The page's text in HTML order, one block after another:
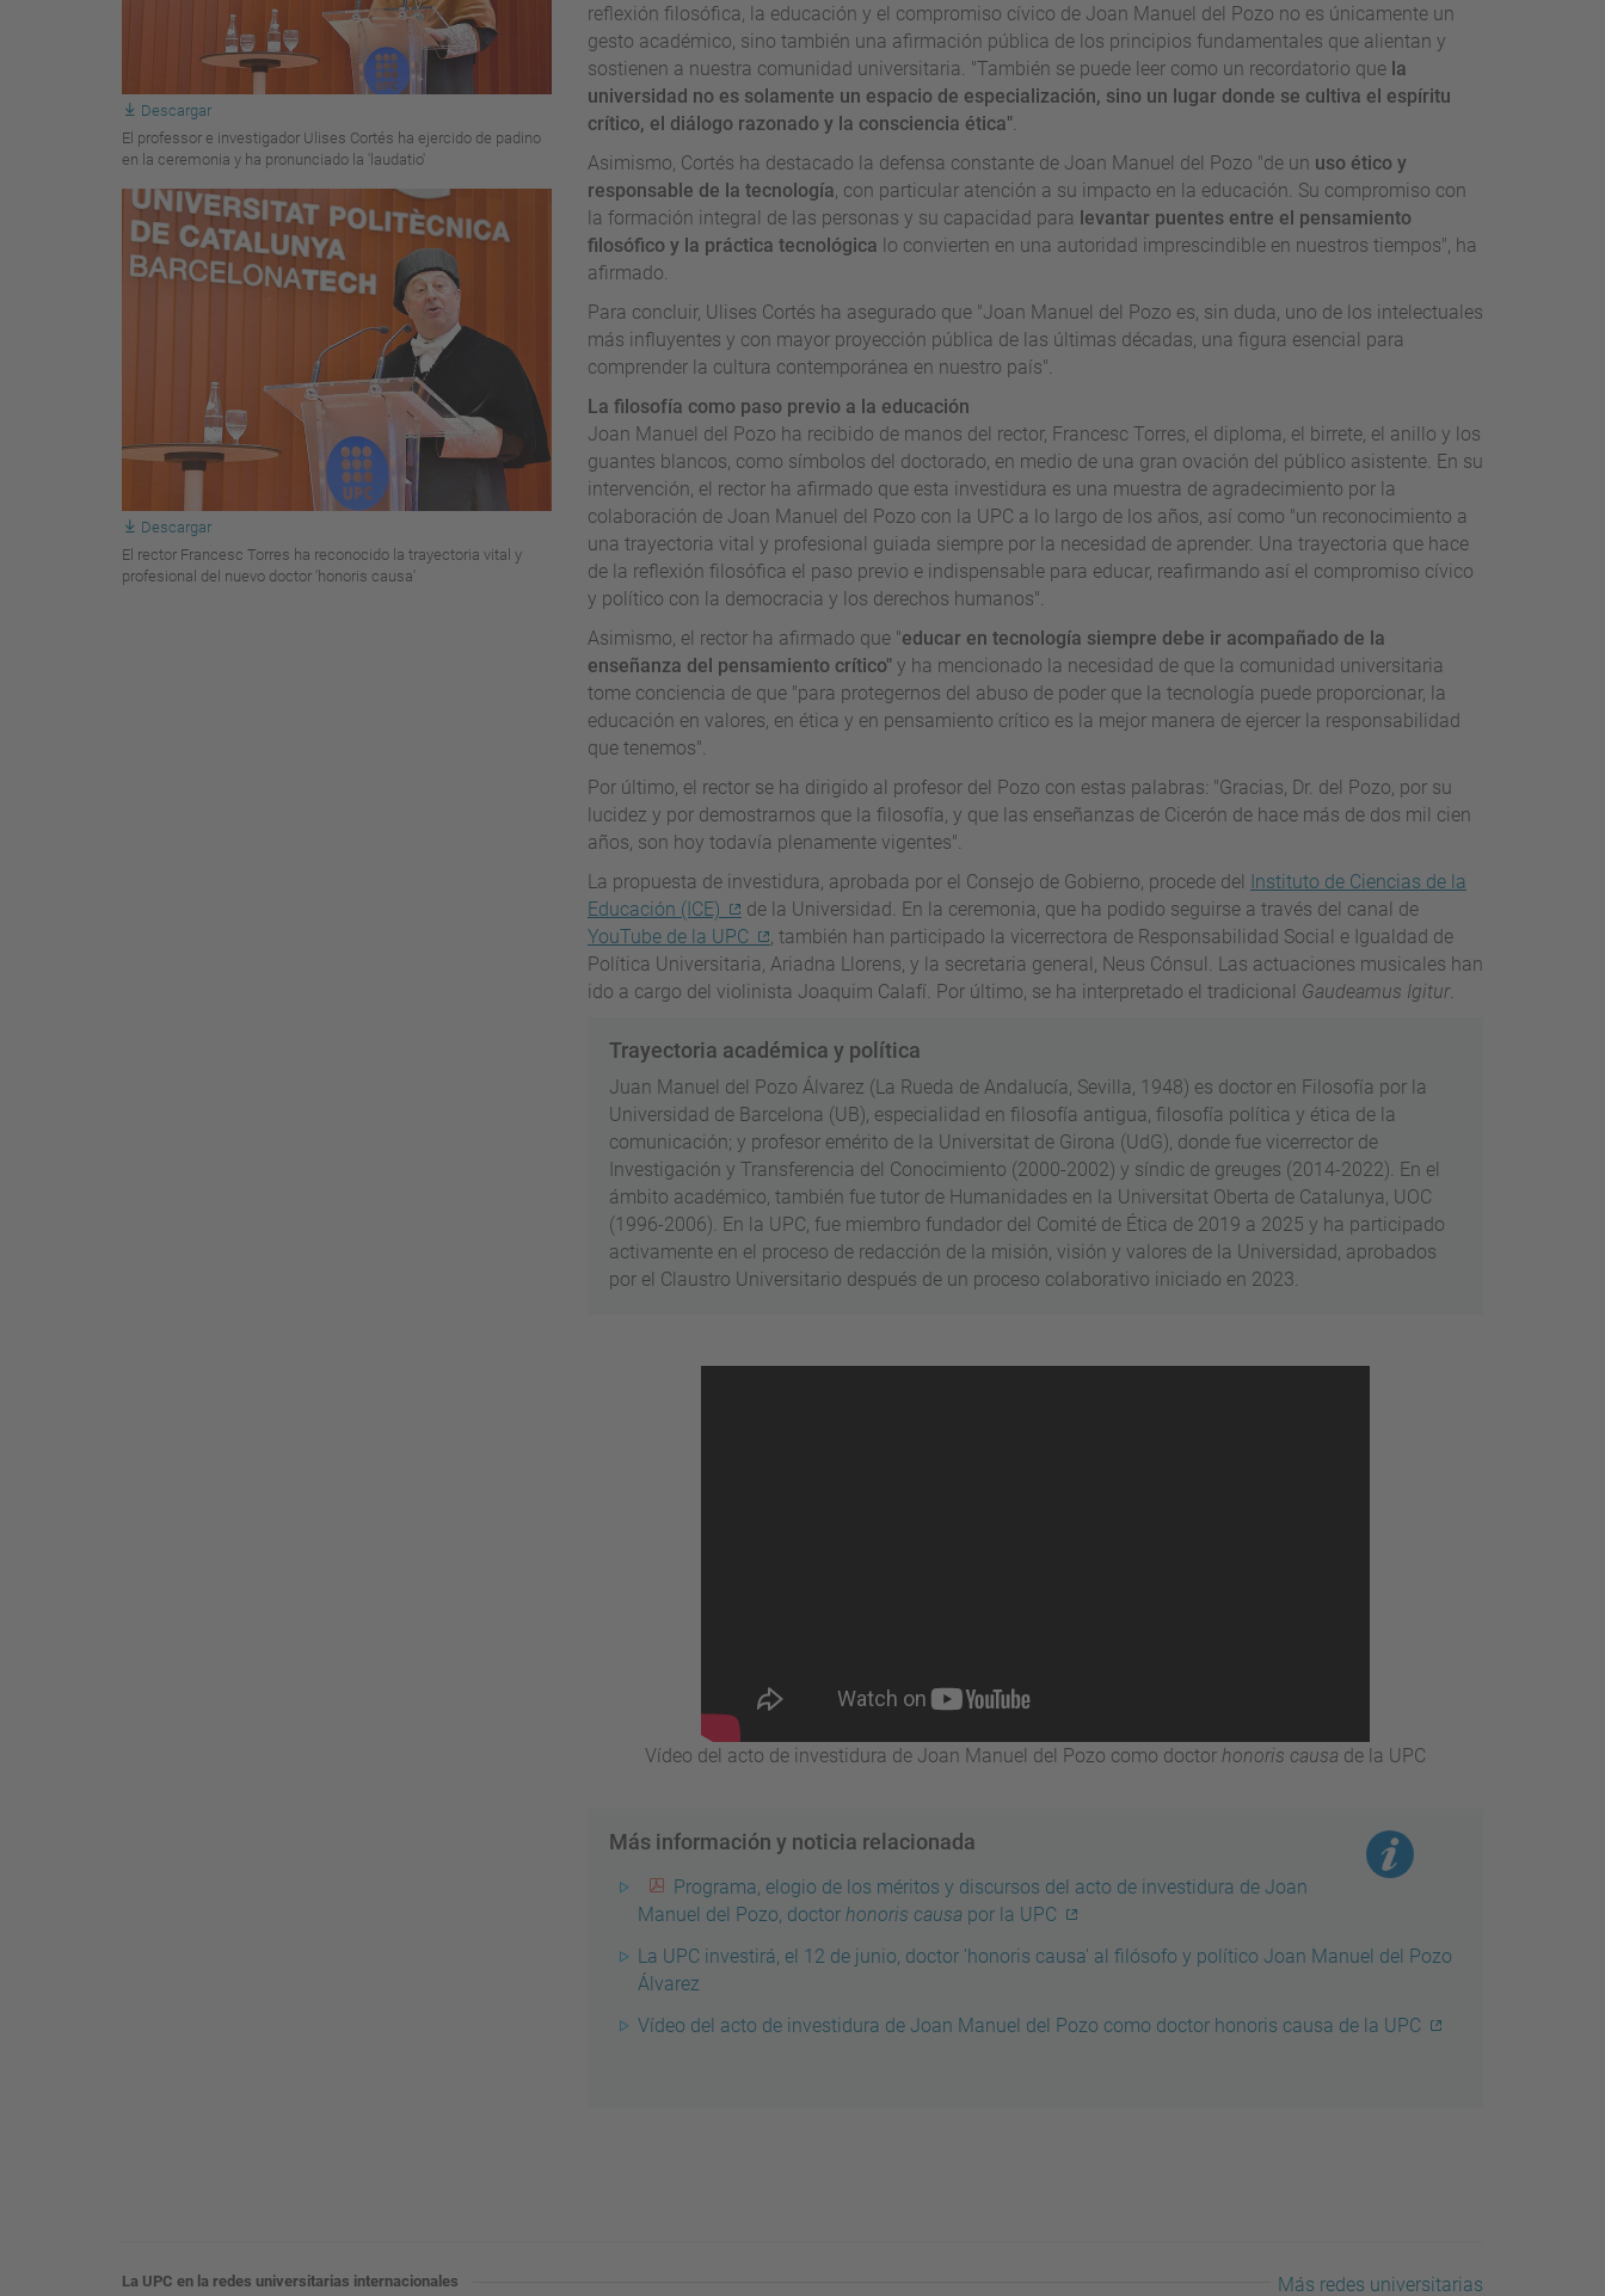
Descargar
El professor e investigador Ulises Cortés ha ejercido de padino
en la ceremonia y ha pronunciado la 'laudatio'
Descargar
El rector Francesc Torres ha reconocido la trayectoria vital y
profesional del nuevo doctor 'honoris causa'
reflexión filosófica, la educación y el compromiso cívico de Joan Manuel del Pozo no es únicamente un
gesto académico, sino también una afirmación pública de los principios fundamentales que alientan y
sostienen a nuestra comunidad universitaria. "También se puede leer como un recordatorio que la
universidad no es solamente un espacio de especialización, sino un lugar donde se cultiva el espíritu
crítico, el diálogo razonado y la consciencia ética".
Asimismo, Cortés ha destacado la defensa constante de Joan Manuel del Pozo "de un uso ético y
responsable de la tecnología, con particular atención a su impacto en la educación. Su compromiso con
la formación integral de las personas y su capacidad para levantar puentes entre el pensamiento
filosófico y la práctica tecnológica lo convierten en una autoridad imprescindible en nuestros tiempos", ha
afirmado.
Para concluir, Ulises Cortés ha asegurado que "Joan Manuel del Pozo es, sin duda, uno de los intelectuales
más influyentes y con mayor proyección pública de las últimas décadas, una figura esencial para
comprender la cultura contemporánea en nuestro país".
La filosofía como paso previo a la educación
Joan Manuel del Pozo ha recibido de manos del rector, Francesc Torres, el diploma, el birrete, el anillo y los
guantes blancos, como símbolos del doctorado, en medio de una gran ovación del público asistente. En su
intervención, el rector ha afirmado que esta investidura es una muestra de agradecimiento por la
colaboración de Joan Manuel del Pozo con la UPC a lo largo de los años, así como "un reconocimiento a
una trayectoria vital y profesional guiada siempre por la necesidad de aprender. Una trayectoria que hace
de la reflexión filosófica el paso previo e indispensable para educar, reafirmando así el compromiso cívico
y político con la democracia y los derechos humanos".
Asimismo, el rector ha afirmado que "educar en tecnología siempre debe ir acompañado de la
enseñanza del pensamiento crítico"y ha mencionado la necesidad de que la comunidad universitaria
tome conciencia de que "para protegernos del abuso de poder que la tecnología puede proporcionar, la
educación en valores, en ética y en pensamiento crítico es la mejor manera de ejercer la responsabilidad
que tenemos".
Por último, el rector se ha dirigido al profesor del Pozo con estas palabras: "Gracias, Dr. del Pozo, por su
lucidez y por demostrarnos que la filosofía, y que las enseñanzas de Cicerón de hace más de dos mil cien
años, son hoy todavía plenamente vigentes".
La propuesta de investidura, aprobada por el Consejo de Gobierno, procede del
Instituto de Ciencias de la
Educación (ICE)
de la Universidad. En la ceremonia, que ha podido seguirse a través del canal de
YouTube de la UPC
, también han participado la vicerrectora de Responsabilidad Social e Igualdad de
Política Universitaria, Ariadna Llorens, y la secretaria general, Neus Cónsul. Las actuaciones musicales han
ido a cargo del violinista Joaquim Calafí. Por último, se ha interpretado el tradicional Gaudeamus Igitur.
Trayectoria académica y política
Juan Manuel del Pozo Álvarez (La Rueda de Andalucía, Sevilla, 1948) es doctor en Filosofía por la
Universidad de Barcelona (UB), especialidad en filosofía antigua, filosofía política y ética de la
comunicación; y profesor emérito de la Universitat de Girona (UdG), donde fue vicerrector de
Investigación y Transferencia del Conocimiento (2000-2002) y síndic de greuges (2014-2022). En el
ámbito académico, también fue tutor de Humanidades en la Universitat Oberta de Catalunya, UOC
(1996-2006). En la UPC, fue miembro fundador del Comité de Ética de 2019 a 2025 y ha participado
activamente en el proceso de redacción de la misión, visión y valores de la Universidad, aprobados
por el Claustro Universitario después de un proceso colaborativo iniciado en 2023.
Vídeo del acto de investidura de Joan Manuel del Pozo como doctor honoris causa de la UPC
Más información y noticia relacionada
Programa, elogio de los méritos y discursos del acto de investidura de Joan
Manuel del Pozo, doctor honoris causa por la UPC
La UPC investirá, el 12 de junio, doctor 'honoris causa' al filósofo y político Joan Manuel del Pozo
Álvarez
Vídeo del acto de investidura de Joan Manuel del Pozo como doctor honoris causa de la UPC
La UPC en la redes universitarias internacionales Más redes universitarias